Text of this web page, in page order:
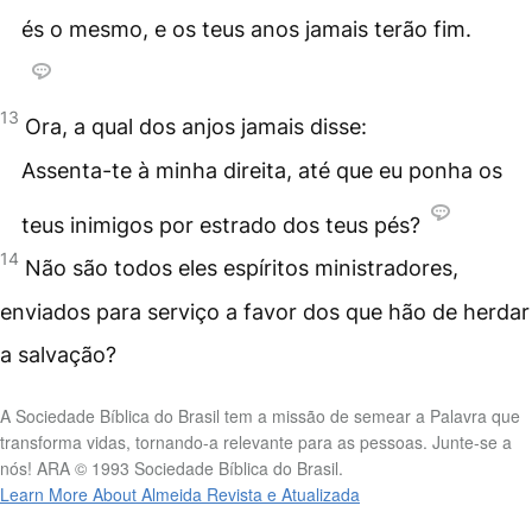
és o mesmo, e os teus anos jamais terão fim.
13 Ora, a qual dos anjos jamais disse:
Assenta-te à minha direita, até que eu ponha os
teus inimigos por estrado dos teus pés?
14 Não são todos eles espíritos ministradores,
enviados para serviço a favor dos que hão de herdar
a salvação?
A Sociedade Bíblica do Brasil tem a missão de semear a Palavra que
transforma vidas, tornando-a relevante para as pessoas. Junte-se a
nós! ARA © 1993 Sociedade Bíblica do Brasil.
Learn More About Almeida Revista e Atualizada